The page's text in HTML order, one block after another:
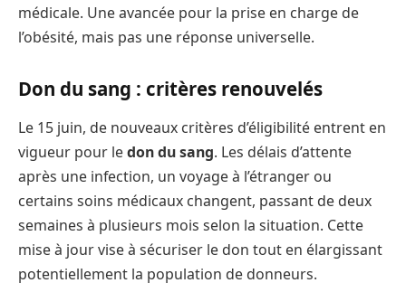
médicale. Une avancée pour la prise en charge de
l’obésité, mais pas une réponse universelle.
Don du sang : critères renouvelés
Le 15 juin, de nouveaux critères d’éligibilité entrent en
vigueur pour ledon du sang. Les délais d’attente
après une infection, un voyage à l’étranger ou
certains soins médicaux changent, passant de deux
semaines à plusieurs mois selon la situation. Cette
mise à jour vise à sécuriser le don tout en élargissant
potentiellement la population de donneurs.